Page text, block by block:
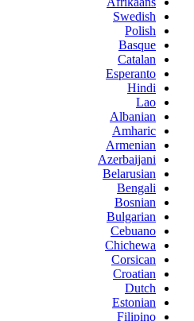
Swedish
Polish
Basque
Catalan
Esperanto
Hindi
Lao
Albanian
Amharic
Armenian
Azerbaijani
Belarusian
Bengali
Bosnian
Bulgarian
Cebuano
Chichewa
Corsican
Croatian
Dutch
Estonian
Filipino